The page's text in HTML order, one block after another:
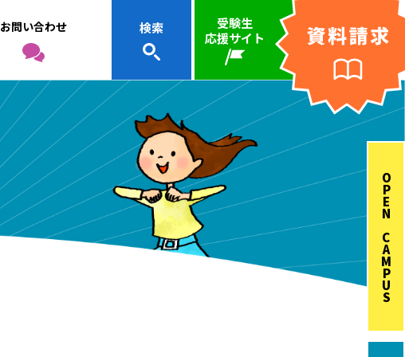
お問い合わせ 検索
受験生
応援サイト
OPEN CAMPUS